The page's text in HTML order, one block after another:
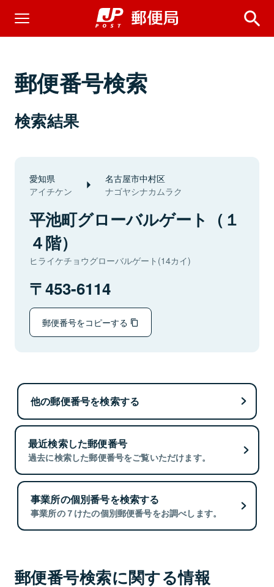
郵便番号検索
検索結果
愛知県
アイチケン
名古屋市中村区
ナゴヤシナカムラク
平池町グローバルゲート（１
４階）
ヒライケチョウグローバルゲート(14カイ)
453-6114
郵便番号をコピーする
他の郵便番号を検索する
最近検索した郵便番号
過去に検索した郵便番号をご覧いただけます。
事業所の個別番号を検索する
事業所の７けたの個別郵便番号をお調べします。
郵便番号検索に関する情報